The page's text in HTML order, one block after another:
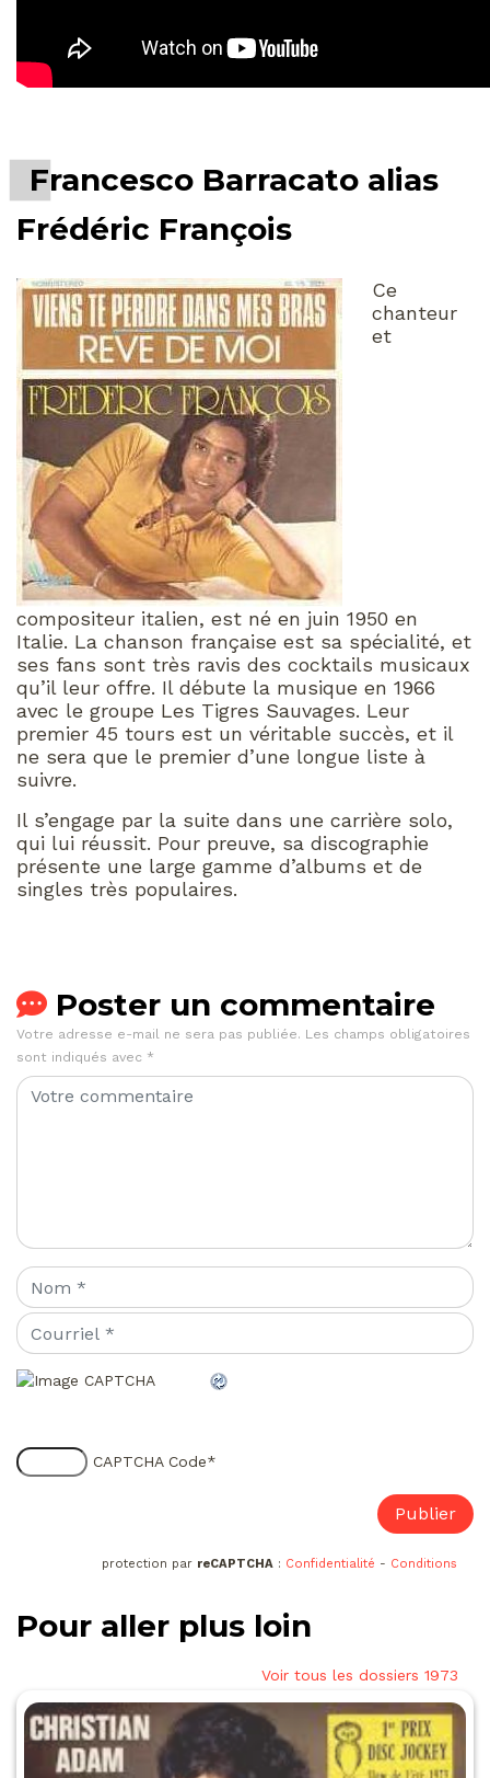
Francesco Barracato alias
Frédéric François
Ce
chanteur
et
compositeur italien, est né en juin 1950 en
Italie. La chanson française est sa spécialité, et
ses fans sont très ravis des cocktails musicaux
qu’il leur offre. Il débute la musique en 1966
avec le groupe Les Tigres Sauvages. Leur
premier 45 tours est un véritable succès, et il
ne sera que le premier d’une longue liste à
suivre.
Il s’engage par la suite dans une carrière solo,
qui lui réussit. Pour preuve, sa discographie
présente une large gamme d’albums et de
singles très populaires.
Poster un commentaire
Votre adresse e-mail ne sera pas publiée. Les champs obligatoires
sont indiqués avec *
CAPTCHA Code*
protection par reCAPTCHA : Confidentialité - Conditions
Pour aller plus loin
Voir tous les dossiers 1973